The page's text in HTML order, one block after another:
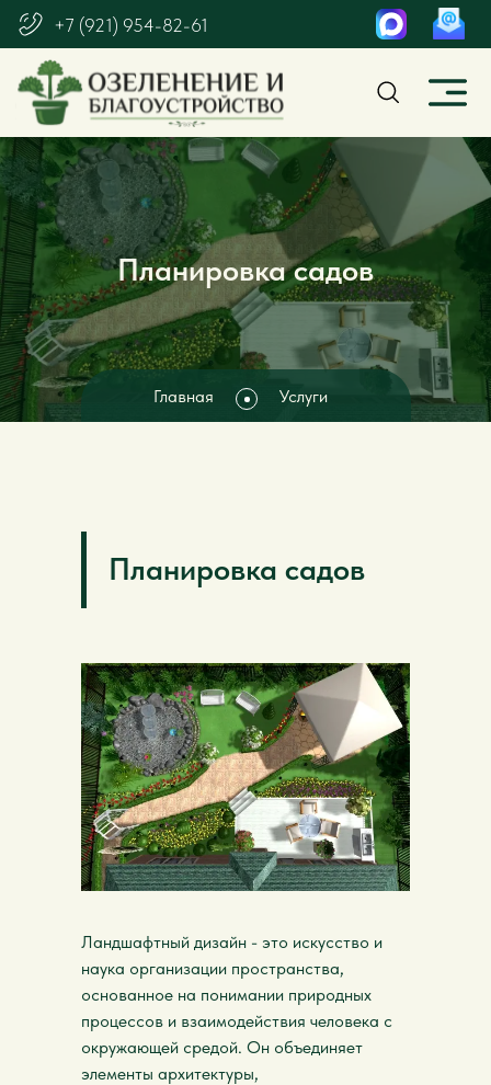
+7 (921) 954-82-61
Планировка садов
Главная Услуги
Ландшафтный дизайн - это искусство и
наука организации пространства,
основанное на понимании природных
процессов и взаимодействия человека с
окружающей средой. Он объединяет
элементы архитектуры,
Планировка садов